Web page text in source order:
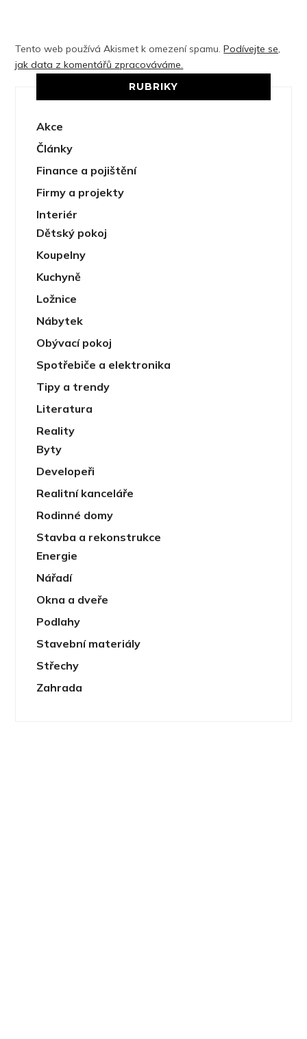
Tento web používá Akismet k omezení spamu.Podívejte se,
jak data z komentářů zpracováváme.
RUBRIKY
Akce
Články
Finance a pojištění
Firmy a projekty
Interiér
Dětský pokoj
Koupelny
Kuchyně
Ložnice
Nábytek
Obývací pokoj
Spotřebiče a elektronika
Tipy a trendy
Literatura
Reality
Byty
Developeři
Realitní kanceláře
Rodinné domy
Stavba a rekonstrukce
Energie
Nářadí
Okna a dveře
Podlahy
Stavební materiály
Střechy
Zahrada